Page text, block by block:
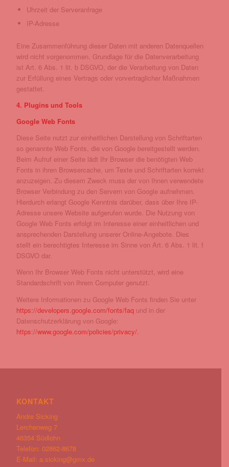
Uhrzeit der Serveranfrage
IP-Adresse
Eine Zusammenführung dieser Daten mit anderen Datenquellen
wird nicht vorgenommen. Grundlage für die Datenverarbeitung
ist Art. 6 Abs. 1 lit. b DSGVO, der die Verarbeitung von Daten
zur Erfüllung eines Vertrags oder vorvertraglicher Maßnahmen
gestattet.
4. Plugins und Tools
Google Web Fonts
Diese Seite nutzt zur einheitlichen Darstellung von Schriftarten
so genannte Web Fonts, die von Google bereitgestellt werden.
Beim Aufruf einer Seite lädt Ihr Browser die benötigten Web
Fonts in ihren Browsercache, um Texte und Schriftarten korrekt
anzuzeigen. Zu diesem Zweck muss der von Ihnen verwendete
Browser Verbindung zu den Servern von Google aufnehmen.
Hierdurch erlangt Google Kenntnis darüber, dass über Ihre IP-
Adresse unsere Website aufgerufen wurde. Die Nutzung von
Google Web Fonts erfolgt im Interesse einer einheitlichen und
ansprechenden Darstellung unserer Online-Angebote. Dies
stellt ein berechtigtes Interesse im Sinne von Art. 6 Abs. 1 lit. f
DSGVO dar.
Wenn Ihr Browser Web Fonts nicht unterstützt, wird eine
Standardschrift von Ihrem Computer genutzt.
Weitere Informationen zu Google Web Fonts finden Sie unter
https://developers.google.com/fonts/faq und in der
Datenschutzerklärung von Google:
https://www.google.com/policies/privacy/
KONTAKT
Andre Sicking
Lerchenweg 7
46354 Südlohn
Telefon: 02862-8678
E-Mail: a.sicking@gmx.de